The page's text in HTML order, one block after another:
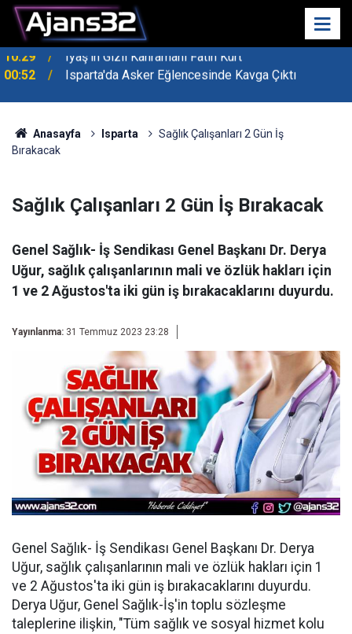
00:52 Isparta'da Asker Eğlencesinde Kavga Çıktı
Anasayfa Isparta
Sağlık Çalışanları 2 Gün İş
Bırakacak
Sağlık Çalışanları 2 Gün İş Bırakacak
Genel Sağlık- İş Sendikası Genel Başkanı Dr. Derya
Uğur, sağlık çalışanlarının mali ve özlük hakları için
1 ve 2 Ağustos'ta iki gün iş bırakacaklarını duyurdu.
Yayınlanma: 31 Temmuz 2023 23:28
Genel Sağlık- İş Sendikası Genel Başkanı Dr. Derya
Uğur, sağlık çalışanlarının mali ve özlük hakları için 1
ve 2 Ağustos'ta iki gün iş bırakacaklarını duyurdu.
Derya Uğur, Genel Sağlık-İş'in toplu sözleşme
taleplerine ilişkin, "Tüm sağlık ve sosyal hizmet kolu